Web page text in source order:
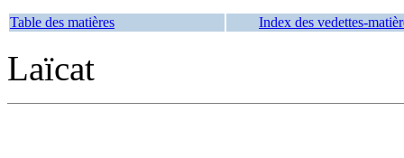
Table des matières Index des vedettes-
Laïcat